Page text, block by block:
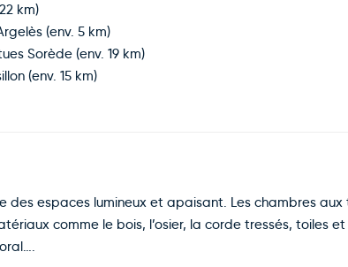
km)
(env. 5 km)
Sorède (env. 19 km)
(env. 15 km)
des espaces lumineux et apaisant. Les chambres
comme le bois, l’osier, la corde tressés, toiles